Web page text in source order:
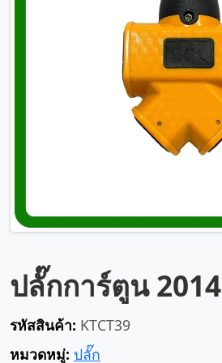
ปลั๊กการ์ตูน 2014
รหัสสินค้า: KTCT39
หมวดหมู่: ปลั๊ก